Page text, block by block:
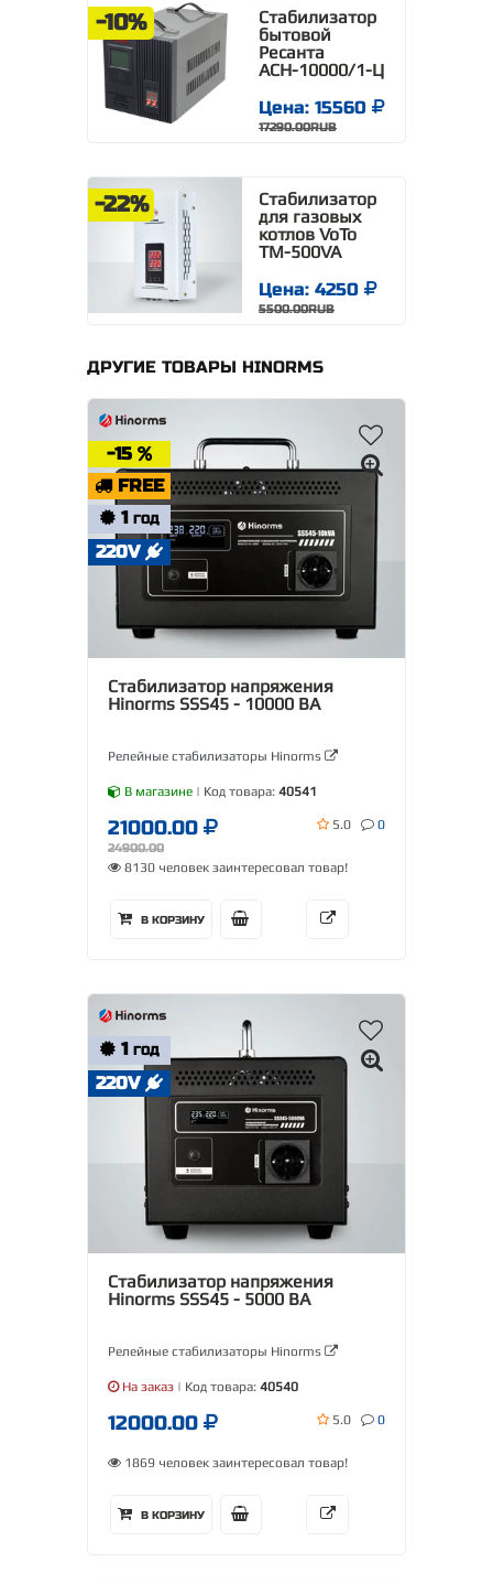
-10%
Стабилизатор
бытовой
Ресанта
АСН-10000/1-Ц
Цена: 15560
17290.00RUB
-22%
Стабилизатор
для газовых
котлов VoTo
TM-500VA
Цена: 4250
5500.00RUB
ДРУГИЕ ТОВАРЫ HINORMS
-15
FREE
1 ГОД
220V
Стабилизатор напряжения
Hinorms SSS45 - 10000 ВА
Релейные стабилизаторы Hinorms
В магазине | Код товара: 40541
21000.00
24900.00
5.0 0
8130 человек заинтересовал товар!
В КОРЗИНУ
1 ГОД
220V
Стабилизатор напряжения
Hinorms SSS45 - 5000 ВА
Релейные стабилизаторы Hinorms
На заказ | Код товара: 40540
12000.00 5.0 0
1869 человек заинтересовал товар!
В КОРЗИНУ